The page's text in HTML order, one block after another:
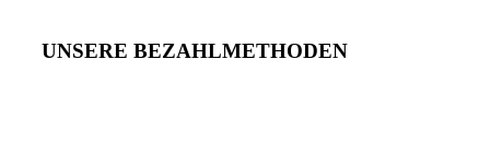
UNSERE BEZAHLMETHODEN